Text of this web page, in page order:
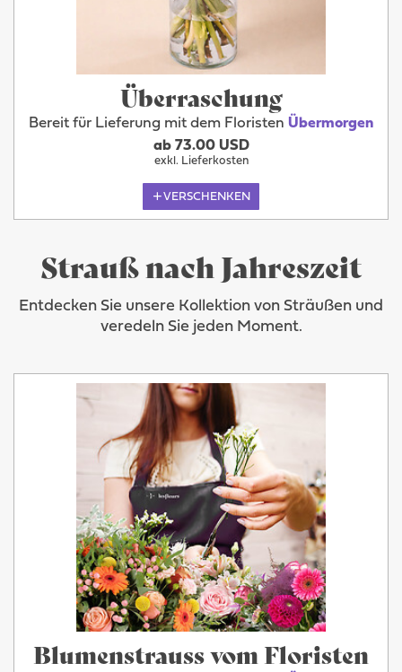
Überraschung
Bereit für Lieferung mit dem Floristen Übermorgen
ab 73.00 USD
exkl. Lieferkosten
VERSCHENKEN
Strauß nach Jahreszeit
Entdecken Sie unsere Kollektion von Sträußen und
veredeln Sie jeden Moment.
Blumenstrauss vom Floristen